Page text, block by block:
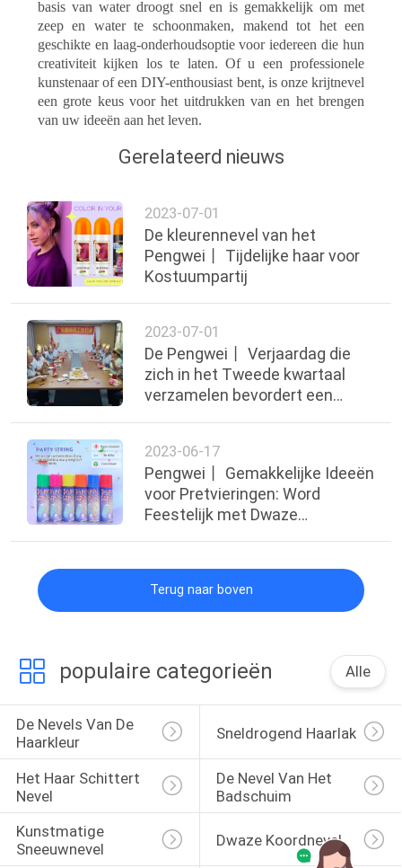
basis van water droogt snel en is gemakkelijk om met
zeep en water te schoonmaken, makend tot het een
geschikte en laag-onderhoudsoptie voor iedereen die hun
creativiteit kijken los te laten. Of u een professionele
kunstenaar of een DIY-enthousiast bent, is onze krijtnevel
een grote keus voor het uitdrukken van en het brengen
van uw ideeën aan het leven.
Gerelateerd nieuws
2023-07-01
De kleurennevel van het
Pengwei丨 Tijdelijke haar voor
Kostuumpartij
2023-07-01
De Pengwei丨 Verjaardag die
zich in het Tweede kwartaal
verzamelen bevordert een
2023-06-17
Pengwei丨 Gemakkelijke Ideeën
voor Pretvieringen: Word
Feestelijk met Dwaze
Terug naar boven
populaire categorieën Alle
De Nevels Van De
Haarkleur
Sneldrogend Haarlak
Het Haar Schittert
Nevel
De Nevel Van Het
Badschuim
Kunstmatige
Sneeuwnevel
Dwaze Koordnevel